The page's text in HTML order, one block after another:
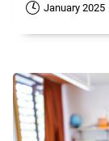
January 2025